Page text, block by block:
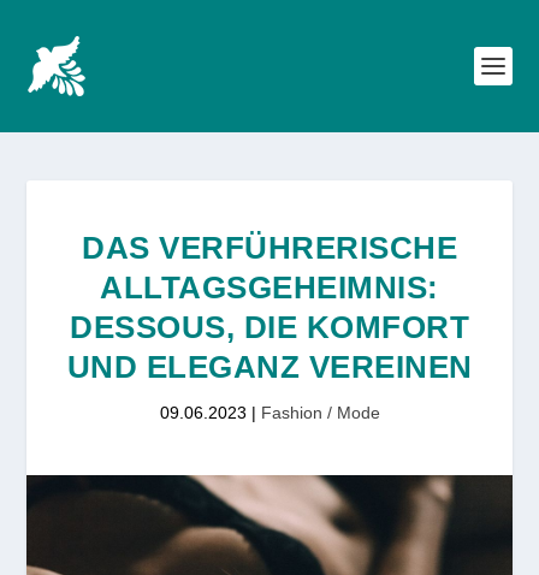
DAS VERFÜHRERISCHE
ALLTAGSGEHEIMNIS:
DESSOUS, DIE KOMFORT
UND ELEGANZ VEREINEN
09.06.2023 | Fashion / Mode